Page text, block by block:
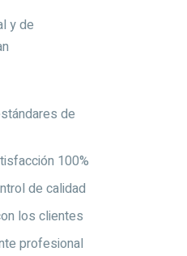
y de
de
100%
de calidad
los clientes
profesional